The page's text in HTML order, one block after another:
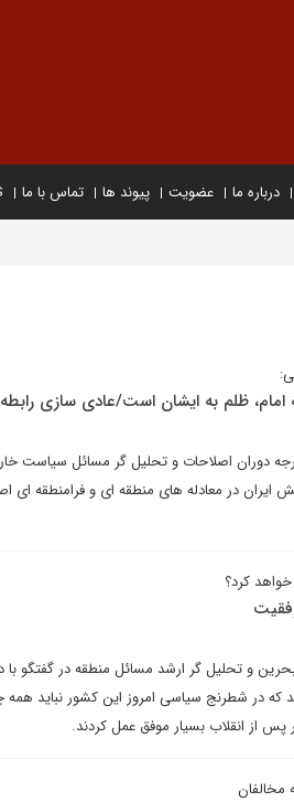
درباره ما عضویت پیوند ها تماس با ما
ظلم به ایشان است/عادی سازی
دوران اصلاحات و تحلیل گر مسائل سیاست
ایران در معادله های منطقه ای و فرامنطقه
کرد؟
و تحلیل گر ارشد مسائل منطقه در گفتگو با
که در شطرنج سیاسی امروز این کشور نباید همه
از انقلاب بسیار موفق عمل کردند.
مخالفان